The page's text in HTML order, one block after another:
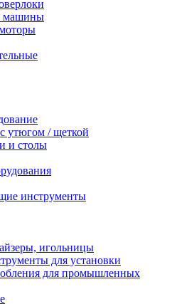
машины
утюгом / щеткой
и столы
инструменты
игольницы
для установки
для промышленных